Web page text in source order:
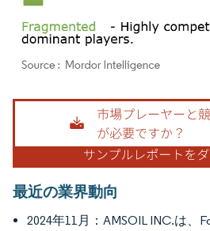
画像 © Mordor Intelligence。再利用にはCC
最近の業界動向
2024年11月：AMSOIL INC.は、